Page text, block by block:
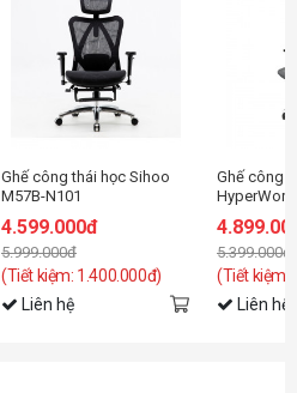
Ghế công thái học Sihoo
M57B-N101
4.599.000đ
5.999.000đ
(Tiết kiệm: 1.400.000đ)
Liên hệ
Ghế công
5.399.000đ
(Tiết kiệm:
Liên hệ